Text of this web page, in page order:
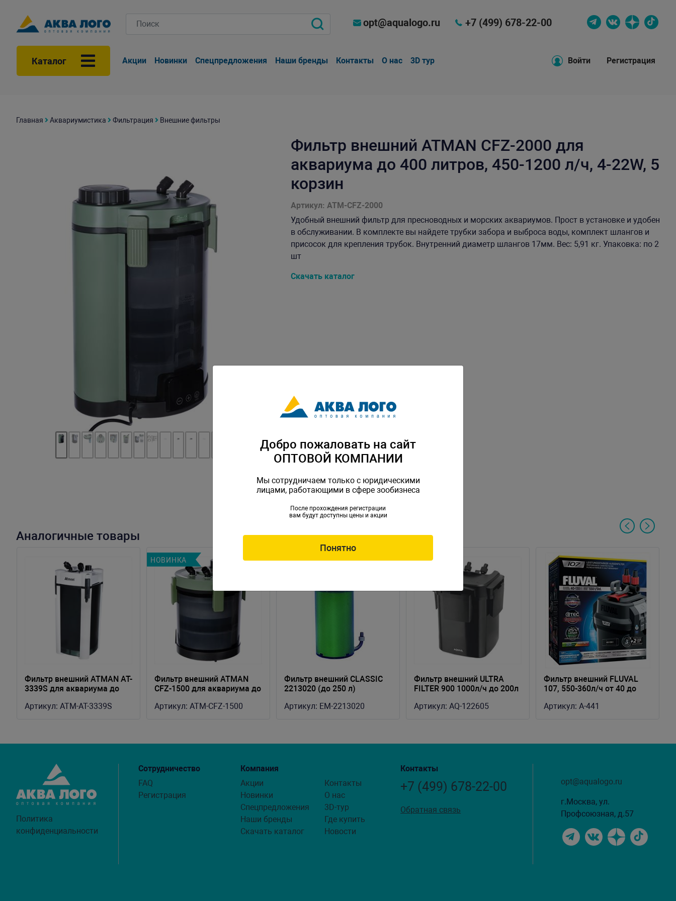
opt@aqualogo.ru +7 (499) 678-22-00
Каталог Акции Новинки Спецпредложения Наши бренды Контакты О нас 3D тур Войти Регистрация
Главная Аквариумистика Фильтрация Внешние фильтры
Фильтр внешний ATMAN CFZ-2000 для
аквариума до 400 литров, 450-1200 л/ч, 4-22W, 5
корзин
Артикул: ATM-CFZ-2000
Удобный внешний фильтр для пресноводных и морских аквариумов. Прост в установке и удобен
в обслуживании. В комплекте вы найдете трубки забора и выброса воды, комплект шлангов и
присосок для крепления трубок. Внутренний диаметр шлангов 17мм. Вес: 5,91 кг. Упаковка: по 2
шт
Скачать каталог
Аналогичные товары
Фильтр внешний ATMAN AT-
3339S для аквариума до
Артикул: ATM-AT-3339S
Фильтр внешний ATMAN
CFZ-1500 для аквариума до
22W, 3 корзины
Артикул: ATM-CFZ-1500
НОВИНКА
Фильтр внешний CLASSIC
2213020 (до 250 л)
Артикул: EM-2213020
Фильтр внешний ULTRA
FILTER 900 1000л/ч до 200л
Артикул: AQ-122605
Фильтр внешний FLUVAL
107, 550-360л/ч от 40 до
Артикул: A-441
Политика
конфиденциальности
Сотрудничество
FAQ
Регистрация
Компания
Акции
Новинки
Спецпредложения
Наши бренды
Скачать каталог
Контакты
О нас
3D-тур
Где купить
Новости
Контакты
+7 (499) 678-22-00
Обратная связь
opt@aqualogo.ru
г.Москва, ул.
Профсоюзная, д.57
Добро пожаловать на сайт
ОПТОВОЙ КОМПАНИИ
Мы сотрудничаем только с юридическими
лицами, работающими в сфере зообизнеса
После прохождения регистрации
вам будут доступны цены и акции
Понятно